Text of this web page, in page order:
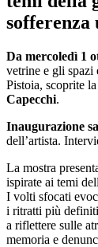
sofferenza
Da mercoledì 1
vetrine e gli
Pistoia, scoprite
Capecchi.
Inaugurazione
dell’artista.
La mostra
ispirate ai temi
I volti sfocati
i ritratti più
a riflettere sulle
memoria e